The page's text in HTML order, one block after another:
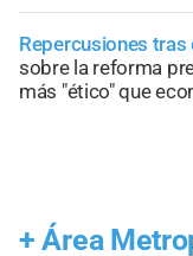
Repercusiones
sobre la reforma
más "ético" que
+ Área